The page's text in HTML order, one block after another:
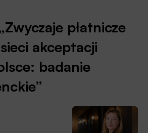
płatnicze
akceptacji
badanie